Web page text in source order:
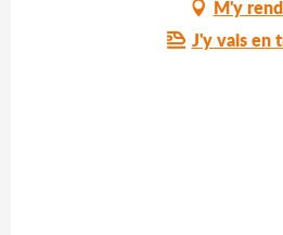
M'y
J'y vais en